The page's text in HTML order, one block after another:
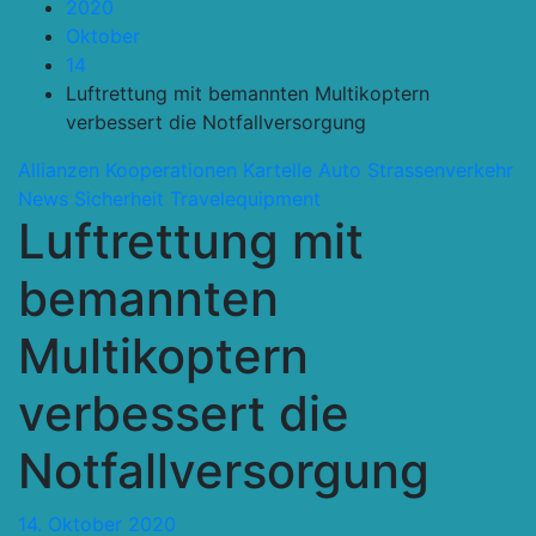
2020
Oktober
14
Luftrettung mit bemannten Multikoptern
verbessert die Notfallversorgung
Allianzen Kooperationen Kartelle Auto Strassenverkehr
News Sicherheit Travelequipment
Luftrettung mit
bemannten
Multikoptern
verbessert die
Notfallversorgung
14. Oktober 2020